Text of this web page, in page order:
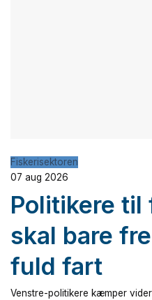
Fiskerisektoren
07 aug 2026
Politikere til
skal bare
fuld fart
Venstre-politikere kæmper